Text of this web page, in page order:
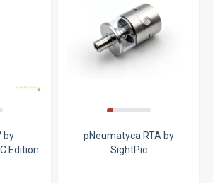
by
Edition
pNeumatyca RTA by
SightPic